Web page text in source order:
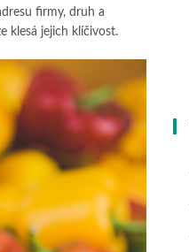
firmy, druh a
klesá jejich klíčivost.